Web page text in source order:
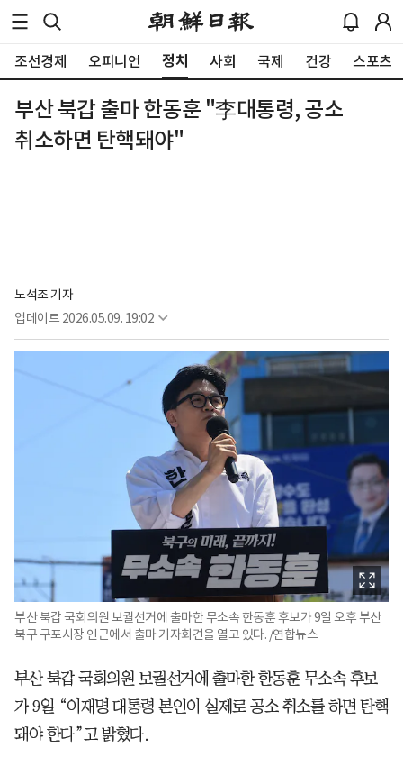
조선경제 오피니언 정치 사회 국제 건강 스포츠
부산 북갑 출마 한동훈 "李대통령, 공소
취소하면 탄핵돼야"
노석조 기자
업데이트 2026.05.09. 19:02
부산 북갑 국회의원 보궐선거에 출마한 무소속 한동훈 후보가 9일 오후 부산
북구 구포시장 인근에서 출마 기자회견을 열고 있다. /연합뉴스
부산 북갑 국회의원 보궐선거에 출마한 한동훈 무소속 후보
가 9일 “이재명 대통령 본인이 실제로 공소 취소를 하면 탄핵
돼야 한다”고 밝혔다.